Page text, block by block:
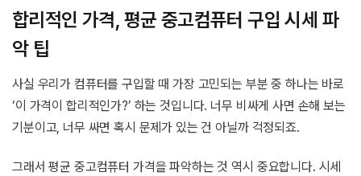
합리적인 가격, 평균 중고컴퓨터 구입 시세 파
악 팁
사실 우리가 컴퓨터를 구입할 때 가장 고민되는 부분 중 하나는 바로
‘이 가격이 합리적인가?’ 하는 것입니다. 너무 비싸게 사면 손해 보는
기분이고, 너무 싸면 혹시 문제가 있는 건 아닐까 걱정되죠.
그래서 평균 중고컴퓨터 가격을 파악하는 것 역시 중요합니다. 시세